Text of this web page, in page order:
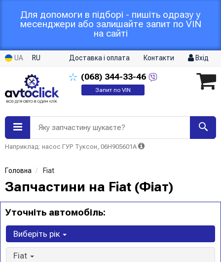
Для допомоги в підборі - пишіть одразу у
месенджери або залишайте запит по VIN
на сайті
UA RU Доставка і оплата Контакти Вхід
(068) 344-33-46
Запит по VIN
Яку запчастину шукаєте?
Наприклад: насос ГУР Туксон, 06H905601A
Головна Fiat
Запчастини на Fiat (Фіат)
Уточніть автомобіль:
Виберіть рік
Fiat